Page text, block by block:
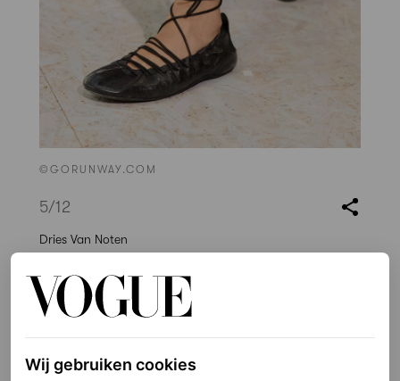
©GORUNWAY.COM
5/12
Dries Van Noten
Broche-bro’s
Klein accessoire, groot effect: de broche blijft
onverminderd populair. Van kleine bungelende juwelen
Wij gebruiken cookies